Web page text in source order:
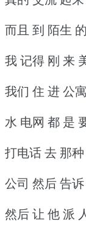
而且 到 陌生
我 记得 刚 来
我们 住 进 公
水 电网 都 是
打电话 去 那
公司 然后 告
然后 让 他 派